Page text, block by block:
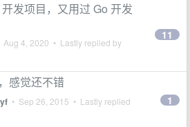
发项目，又用过 Go 开发
Aug 4, 2020 • Lastly replied by
11
感觉还不错
• Sep 26, 2015 • Lastly replied
1